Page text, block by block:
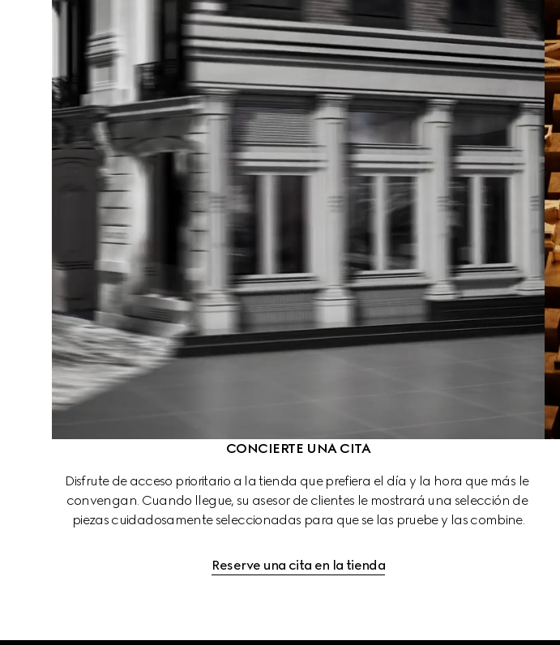
CONCIERTE UNA CITA
Disfrute de acceso prioritario a la tienda que prefiera el día y la hora que más le
convengan. Cuando llegue, su asesor de clientes le mostrará una selección de
piezas cuidadosamente seleccionadas para que se las pruebe y las combine.
Reserve una cita en la tienda